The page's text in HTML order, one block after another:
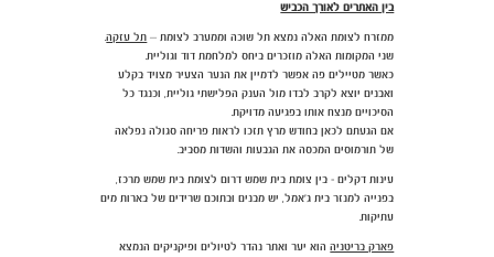
בין האתרים לאורך הכביש
ממזרח לצומת האלה נמצא תל שוכה וממערב לצומת – תל עזקה.
שני המקומות האלה מוזכרים ביחס למלחמת דוד וגוליית.
כאשר מטיילים פה אפשר לדמיין את הנער הצעיר מצויד בקלע
ואבנים יוצא לקרב לבדו מול הענק הפלישתי גוליית, וכנגד כל
הסיכויים מנצח אותו בפגיעה מדויקת.
אם הגעתם לכאן בחודש מרץ תזכו לראות פריחה סגולה נפלאה
של תורמוסים המכסה את הגבעות והשדות מסביב.
עינות דקלים - בין צומת בית שמש דרום לצומת בית שמש מרכז,
בפנייה למנזר בית ג'אמל, יש מבנים ובתוכם שרידים של בארות מים
עתיקות.
פארק בריטניההוא יער ואתר נהדר לטיולים ופיקניקים הנמצא